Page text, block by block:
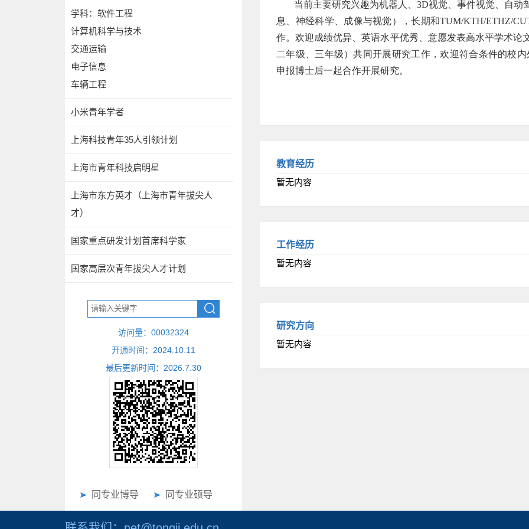
学科：软件工程
计算机科学与技术
交通运输
电子信息
车辆工程
小米青年学者
上海科技青年35人引领计划
上海市青年科技启明星
上海市东方英才（上海市青年拔尖人
才）
国家重点研发计划首席科学家
国家高层次青年拔尖人才计划
访问量： 00032324
开通时间： 2024 10 11
最后更新时间： 2026 7 30
同专业博导 同专业硕导
教育经历
暂无内容
工作经历
暂无内容
研究方向
暂无内容